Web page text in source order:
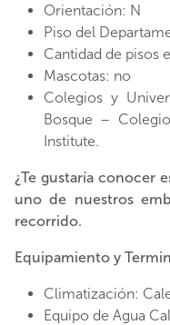
Orientación: N
Piso del
Cantidad de pisos
Mascotas: no
Colegios y
Bosque –
Institute.
¿Te gustaría conocer
uno de nuestros
recorrido.
Equipamiento y
Climatización:
Equipo de Agua